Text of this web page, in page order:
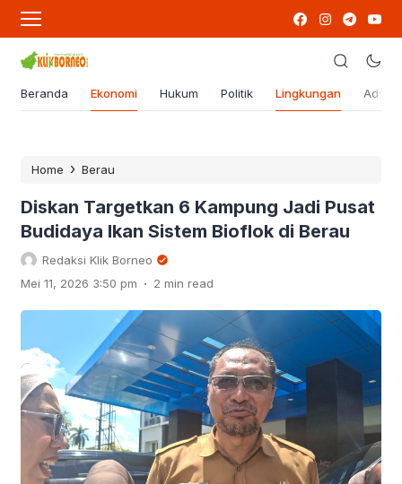
Beranda Ekonomi Hukum Politik Lingkungan
Home › Berau
Diskan Targetkan 6 Kampung Jadi Pusat
Budidaya Ikan Sistem Bioflok di Berau
Redaksi Klik Borneo
Mei 11, 2026 3:50 pm . 2 min read